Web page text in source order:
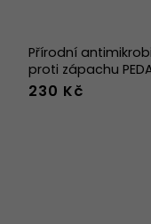
Přírodní
proti zápachu
230 Kč